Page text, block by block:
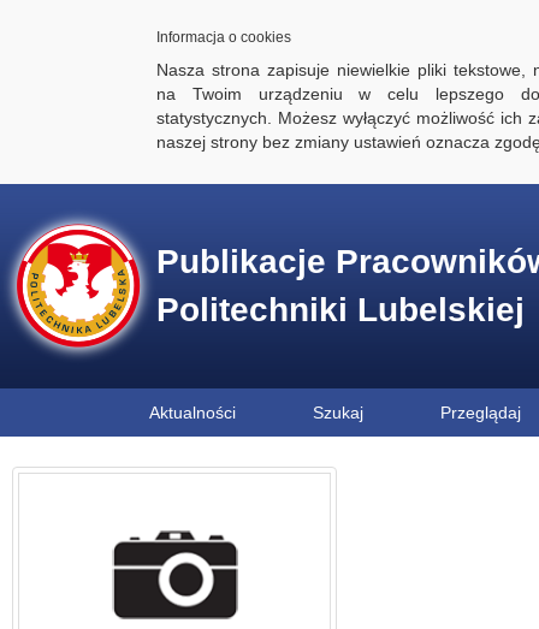
Informacja o cookies
Nasza strona zapisuje niewielkie pliki tekstowe,
na Twoim urządzeniu w celu lepszego
statystycznych. Możesz wyłączyć możliwość ich
naszej strony bez zmiany ustawień oznacza
Publikacje
Politechniki Lubelskiej
Aktualności Szukaj Przeglądaj